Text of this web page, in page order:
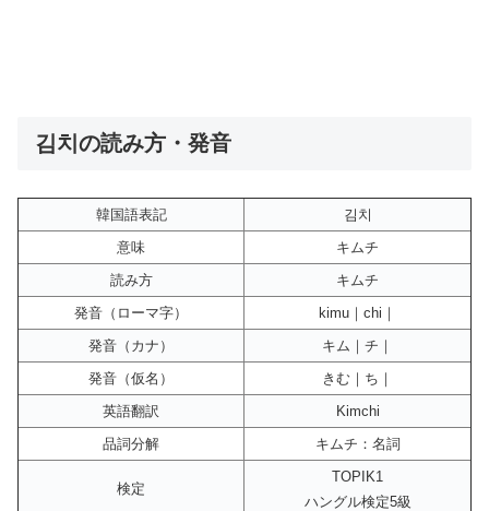
김치の読み方・発音
韓国語表記
김치
意味
キムチ
読み方
キムチ
発音（ローマ字）
kimu｜chi｜
発音（カナ）
キム｜チ｜
発音（仮名）
きむ｜ち｜
英語翻訳
Kimchi
品詞分解
キムチ：名詞
検定
TOPIK1
ハングル検定5級